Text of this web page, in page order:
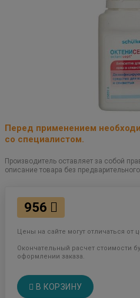
Перед применением
со специалистом.
Производитель оставляет за собой
описание товара без
956
Цены на сайте могут отличаться от
Окончательный расчет стоимости
оформлении заказа.
В КОРЗИНУ